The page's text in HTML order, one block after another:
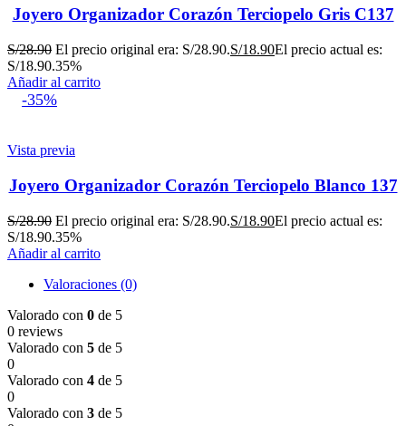
Joyero Organizador Corazón Terciopelo Gris C137
S/28.90 El precio original era: S/28.90.S/18.90El precio actual es:
S/18.90.35%
Añadir al carrito
-35%
Vista previa
Joyero Organizador Corazón Terciopelo Blanco 137
S/28.90 El precio original era: S/28.90.S/18.90El precio actual es:
S/18.90.35%
Añadir al carrito
Valoraciones (0)
Valorado con 0 de 5
0 reviews
Valorado con 5 de 5
0
Valorado con 4 de 5
0
Valorado con 3 de 5